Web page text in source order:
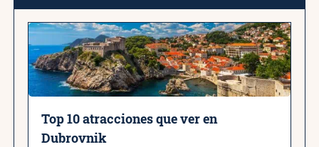
Top 10 atracciones que ver en
Dubrovnik